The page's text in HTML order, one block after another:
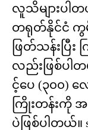
လူသိများပါ
တရုတ်နိုင်ငံ ကွ
ဖြတ်သန်းပြီ
လည်းဖြစ်ပါ
င့်ပေ (၃၀၀)
ကြိုးတန်းကို အ
ပဲဖြစ်ပါတယ်။